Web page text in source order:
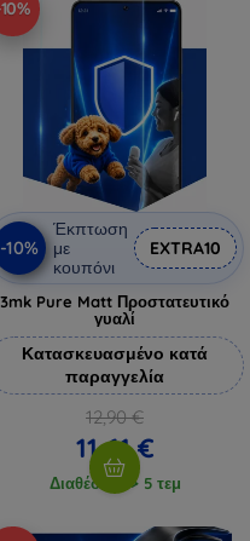
-10%
Έκπτωση
με
κουπόνι
EXTRA10
3mk Pure Matt Προστατευτικό
γυαλί
Κατασκευασμένο κατά
παραγγελία
12,90 €
11,61 €
Διαθέσιμο > 5 τεμ